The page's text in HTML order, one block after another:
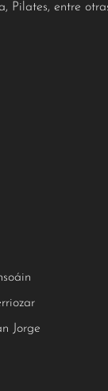
Pilates, entre
Jorge